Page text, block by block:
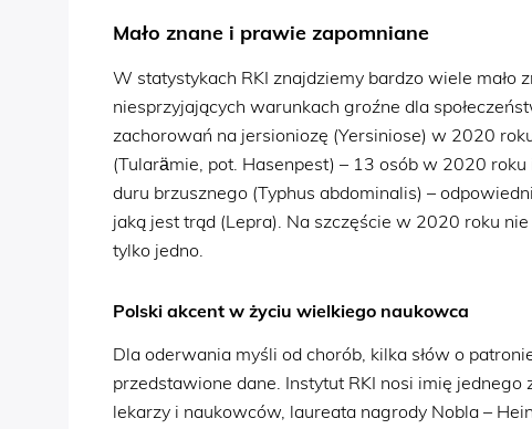
Mało znane i prawie zapomniane
W statystykach RKI znajdziemy bardzo wiele mało
niesprzyjających warunkach groźne dla
zachorowań na jersioniozę (Yersiniose) w 2020
(Tularämie, pot. Hasenpest) – 13 osób w 2020
duru brzusznego (Typhus abdominalis) –
jaką jest trąd (Lepra). Na szczęście w 2020 roku
tylko jedno.
Polski akcent w życiu wielkiego naukowca
Dla oderwania myśli od chorób, kilka słów o
przedstawione dane. Instytut RKI nosi imię
lekarzy i naukowców, laureata nagrody Nobla –